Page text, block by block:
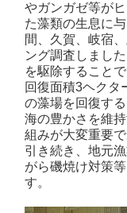
やガンガゼ等が
た藻類の生息に
間、久賀、岐宿
ング調査しまし
を駆除すること
回復面積3ヘクタ
の藻場を回復す
海の豊かさを維
組みが大変重要
引き続き、地元
がら磯焼け対策
す。